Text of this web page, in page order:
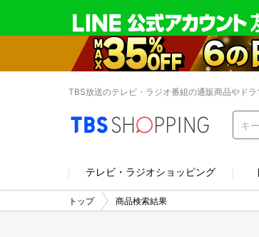
TBS放送のテレビ・ラジオ番組の通販商品やド
テレビ・ラジオショッピング
トップ 商品検索結果